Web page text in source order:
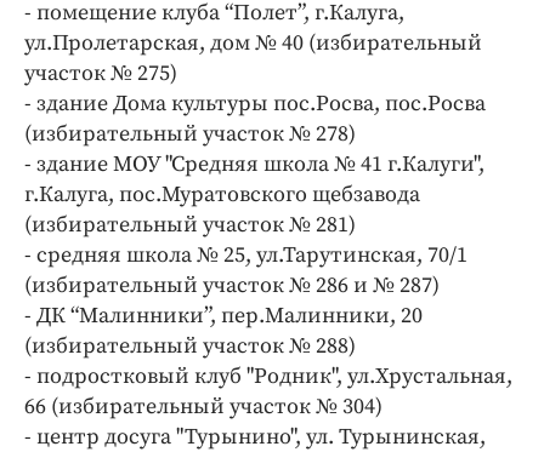
- помещение клуба “Полет”, г.Калуга,
ул.Пролетарская, дом № 40 (избирательный
участок № 275)
- здание Дома культуры пос.Росва, пос.Росва
(избирательный участок № 278)
- здание МОУ "Средняя школа № 41 г.Калуги",
г.Калуга, пос.Муратовского щебзавода
(избирательный участок № 281)
- средняя школа № 25, ул.Тарутинская, 70/1
(избирательный участок № 286 и № 287)
- ДК “Малинники”, пер.Малинники, 20
(избирательный участок № 288)
- подростковый клуб "Родник", ул.Хрустальная,
66 (избирательный участок № 304)
- центр досуга "Турынино", ул. Турынинская,